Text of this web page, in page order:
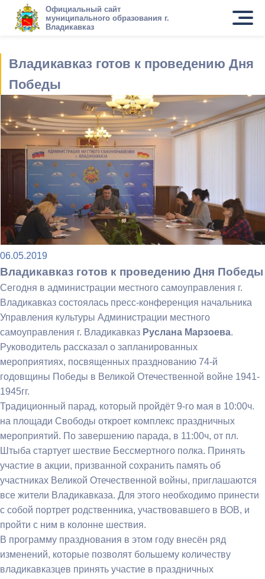
Официальный сайт
муниципального образования г.
Владикавказ
Владикавказ готов к проведению Дня
Победы
06.05.2019
Владикавказ готов к проведению Дня Победы
Сегодня в администрации местного самоуправления г.
Владикавказ состоялась пресс-конференция начальника
Управления культуры Администрации местного
самоуправления г. Владикавказ Руслана Марзоева.
Руководитель рассказал о запланированных
мероприятиях, посвященных празднованию 74-й
годовщины Победы в Великой Отечественной войне 1941-
1945гг.
Традиционный парад, который пройдёт 9-го мая в 10:00ч.
на площади Свободы откроет комплекс праздничных
мероприятий. По завершению парада, в 11:00ч, от пл.
Штыба стартует шествие Бессмертного полка. Принять
участие в акции, призванной сохранить память об
участниках Великой Отечественной войны, приглашаются
все жители Владикавказа. Для этого необходимо принести
с собой портрет родственника, участвовавшего в ВОВ, и
пройти с ним в колонне шествия.
В программу празднования в этом году внесён ряд
изменений, которые позволят большему количеству
владикавказцев принять участие в праздничных